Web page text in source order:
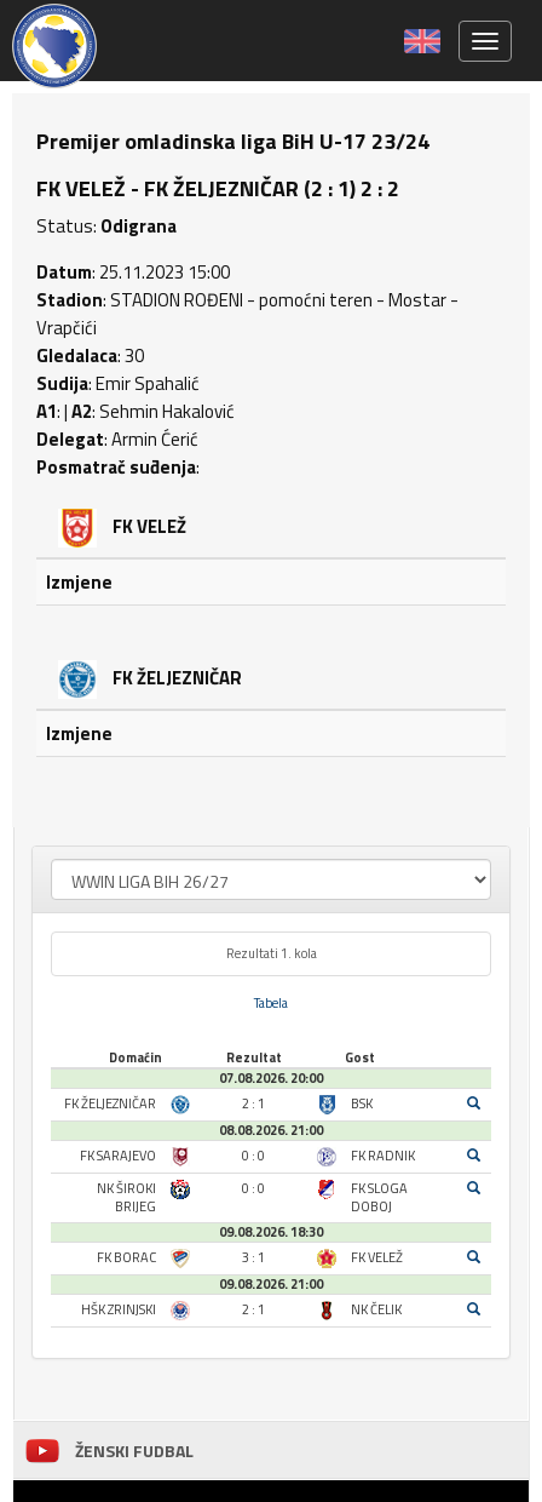
Premijer omladinska liga BiH U-17 23/24
FK VELEŽ - FK ŽELJEZNIČAR (2 : 1) 2 : 2
Status: Odigrana
Datum: 25.11.2023 15:00
Stadion: STADION ROĐENI - pomoćni teren - Mostar -
Vrapčići
Gledalaca: 30
Sudija: Emir Spahalić
A1: |A2: Sehmin Hakalović
Delegat: Armin Ćerić
Posmatrač suđenja:
FK VELEŽ
Izmjene
FK ŽELJEZNIČAR
Izmjene
Rezultati 1. kola
Tabela
Domaćin Rezultat
Gost
07.08.2026. 20:00
FK ŽELJEZNIČAR
2 : 1
BSK
08.08.2026. 21:00
FK SARAJEVO
0 : 0
FK RADNIK
NK ŠIROKI
BRIJEG
0 : 0
FK SLOGA
DOBOJ
09.08.2026. 18:30
FK BORAC
3 : 1
FK VELEŽ
09.08.2026. 21:00
HŠK ZRINJSKI
2 : 1 NK ČELIK
ŽENSKI FUDBAL